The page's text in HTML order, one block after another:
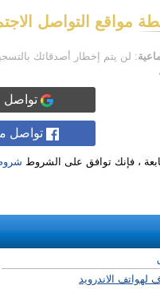
مواقع التواصل
: لن يتم إخطار أصدقائك
تواصل
، فإنك توافق على الشروط
لهواتف الاندرويد